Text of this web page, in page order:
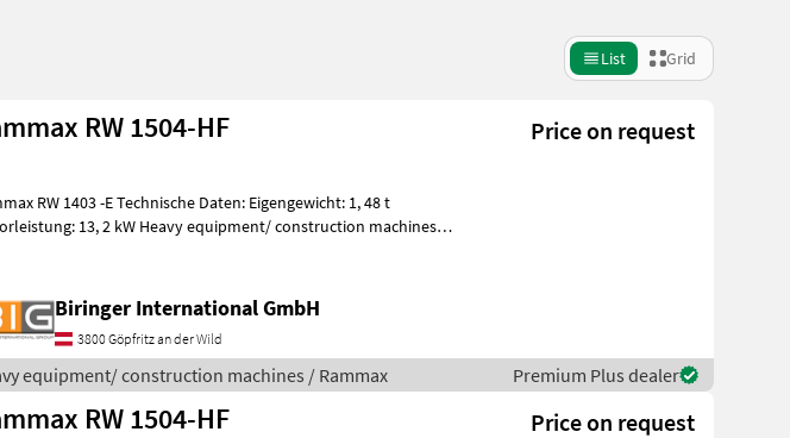
List Grid
RW 1504-HF Price on request
RW 1403 -E Technische Daten: Eigengewicht: 1, 48 t
13, 2 kW Heavy equipment/ construction machines
Biringer International GmbH
3800 Göpfritz an der Wild
equipment/ construction machines / Rammax Premium Plus dealer
RW 1504-HF Price on request